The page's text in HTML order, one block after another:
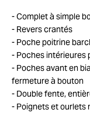
Complet à simple
Revers crantés
Poche poitrine
Poches intérieures
Poches avant en
fermeture à bouton
Double fente,
Poignets et ourlets